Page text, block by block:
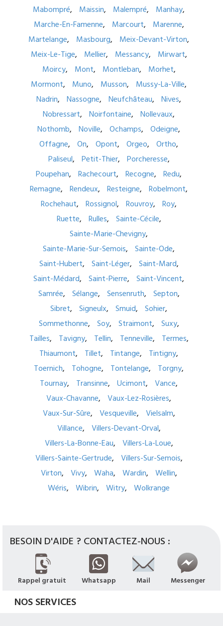
Mabompré
Maissin Malempré
Manhay
Marche-En-Famenne
Marcourt
Marenne
Martelange
Masbourg
Meix-Devant-Virton
Meix-Le-Tige
Mellier Messancy
Mirwart
Moircy
Mont Montleban
Morhet
Mormont
Muno Musson
Mussy-La-Ville
Nadrin
Nassogne Neufchâteau
Nives
Nobressart
Noirfontaine
Nollevaux
Nothomb
Noville Ochamps
Odeigne
Offagne
On Opont Orgeo
Ortho
Paliseul
Petit-Thier
Porcheresse
Poupehan
Rachecourt Recogne
Redu
Remagne
Rendeux Resteigne
Robelmont
Rochehaut
Rossignol Rouvroy
Roy
Ruette
Rulles
Sainte-Cécile
Sainte-Marie-Chevigny
Sainte-Marie-Sur-Semois
Sainte-Ode
Saint-Hubert
Saint-Léger
Saint-Mard
Saint-Médard
Saint-Pierre
Saint-Vincent
Samrée
Sélange Sensenruth
Septon
Sibret
Signeulx Smuid
Sohier
Sommethonne
Soy Straimont
Suxy
Tailles
Tavigny Tellin Tenneville
Termes
Thiaumont
Tillet Tintange
Tintigny
Toernich
Tohogne Tontelange
Torgny
Tournay
Transinne Ucimont
Vance
Vaux-Chavanne
Vaux-Lez-Rosières
Vaux-Sur-Sûre
Vesqueville
Vielsalm
Villance
Villers-Devant-Orval
Villers-La-Bonne-Eau
Villers-La-Loue
Villers-Sainte-Gertrude
Villers-Sur-Semois
Virton
Vivy Waha Wardin
Wellin
Wéris
Wibrin Witry Wolkrange
BESOIN D'AIDE ? CONTACTEZ-NOUS :
Rappel gratuit Whatsapp Mail Messenger
NOS SERVICES